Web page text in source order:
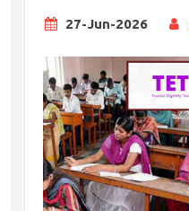
27-Jun-2026